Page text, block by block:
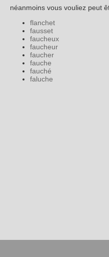
néanmoins vous vouliez peut
flanchet
fausset
faucheux
faucheur
faucher
fauche
fauché
faluche